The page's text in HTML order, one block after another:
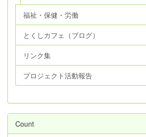
福祉・保健・労働
とくしカフェ（ブログ）
リンク集
プロジェクト活動報告
Count